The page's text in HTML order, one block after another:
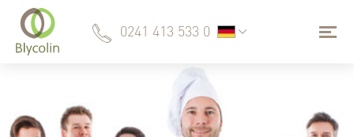
0241 413 533 0